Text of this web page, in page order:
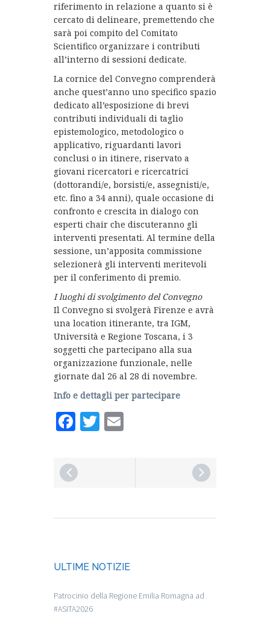
riferimento in relazione a quanto si è
cercato di delineare, premettendo che
sarà poi compito del Comitato
Scientifico organizzare i contributi
all’interno di sessioni dedicate.
La cornice del Convegno comprenderà
anche quest’anno uno specifico spazio
dedicato all’esposizione di brevi
contributi individuali di taglio
epistemologico, metodologico o
applicativo, riguardanti lavori
conclusi o in itinere, riservato a
giovani ricercatori e ricercatrici
(dottorandi/e, borsisti/e, assegnisti/e,
etc. fino a 34 anni), quale occasione di
confronto e crescita in dialogo con
esperti chair che discuteranno gli
interventi presentati. Al termine della
sessione, un’apposita commissione
selezionerà gli interventi meritevoli
per il conferimento di premio.
I luoghi di svolgimento del Convegno
Il Convegno si svolgerà Firenze e avrà
una location itinerante, tra IGM,
Università e Regione Toscana, i 3
soggetti che partecipano alla sua
organizzazione funzionale, nelle
giornate dal 26 al 28 di novembre.
Info e dettagli per partecipare
Facebook
Twitter
ULTIME NOTIZIE
Patrocinio della Regione Emilia Romagna ad
#ASITA2026